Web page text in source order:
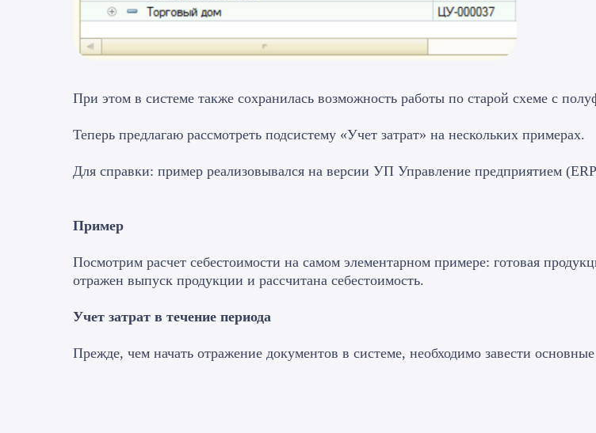
При этом в системе также сохранилась возможность работы по старой схеме с
Теперь предлагаю рассмотреть подсистему «Учет затрат» на нескольких примерах.
Для справки: пример реализовывался на версии УП Управление предприятием
Пример
Посмотрим расчет себестоимости на самом элементарном примере: готовая
отражен выпуск продукции и рассчитана себестоимость.
Учет затрат в течение периода
Прежде, чем начать отражение документов в системе, необходимо завести